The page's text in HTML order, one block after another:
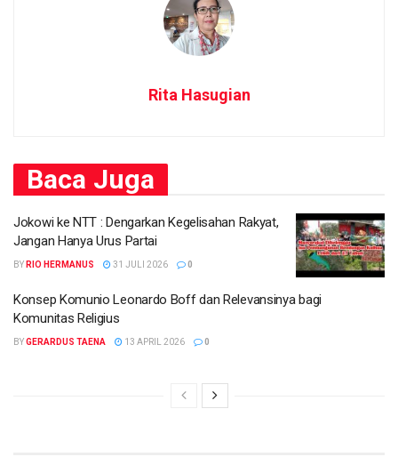
Rita Hasugian
Baca Juga
Jokowi ke NTT : Dengarkan Kegelisahan Rakyat,
Jangan Hanya Urus Partai
BY RIO HERMANUS 31 JULI 2026 0
Konsep Komunio Leonardo Boff dan Relevansinya bagi
Komunitas Religius
BYGERARDUS TAENA 13 APRIL 2026 0